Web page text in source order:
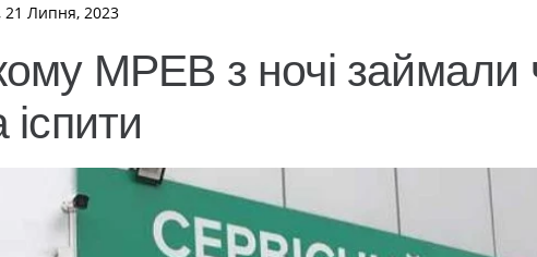
21 Липня, 2023
МРЕВ з ночі займали